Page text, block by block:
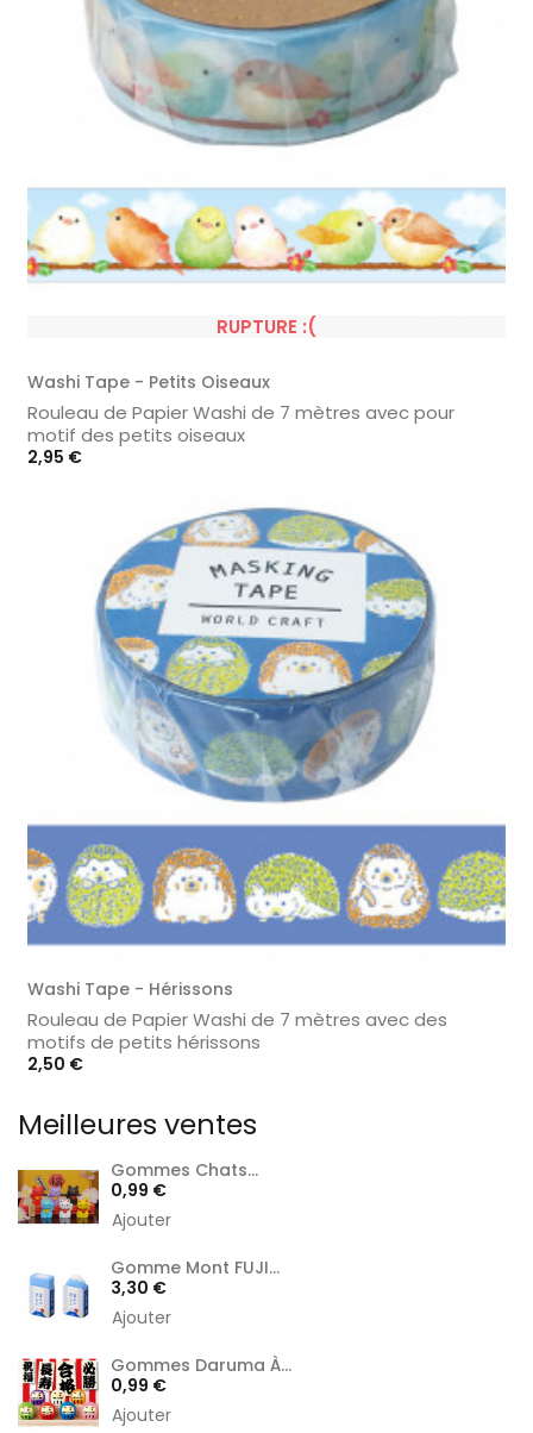
RUPTURE :(
Washi Tape - Petits Oiseaux
Rouleau de Papier Washi de 7 mètres avec pour
motif des petits oiseaux
Prix
2,95 €
Washi Tape - Hérissons
Rouleau de Papier Washi de 7 mètres avec des
motifs de petits hérissons
Prix
2,50 €
Meilleures ventes
Gommes Chats...
Prix
0,99 €
Ajouter
Gomme Mont FUJI...
Prix
3,30 €
Ajouter
Gommes Daruma À...
Prix
0,99 €
Ajouter